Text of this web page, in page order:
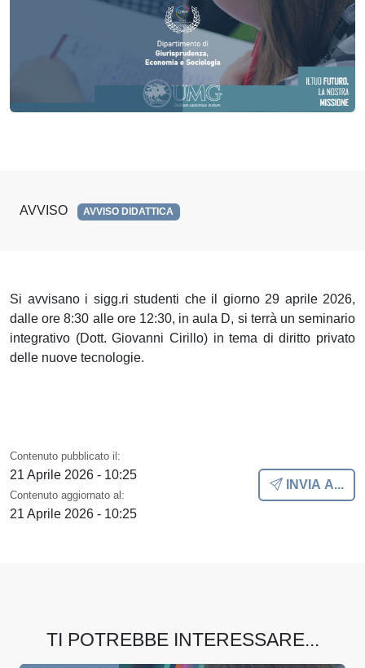
AVVISO AVVISO DIDATTICA
Si avvisano i sigg.ri studenti che il giorno 29 aprile 2026,
dalle ore 8:30 alle ore 12:30, in aula D, si terrà un seminario
integrativo (Dott. Giovanni Cirillo) in tema di diritto privato
delle nuove tecnologie.
Contenuto pubblicato il:
21 Aprile 2026 - 10:25
Contenuto aggiornato al:
21 Aprile 2026 - 10:25
INVIA A...
TI POTREBBE INTERESSARE...